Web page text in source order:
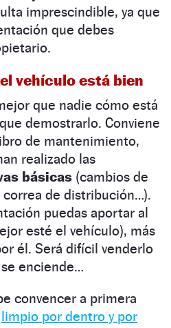
imprescindible, ya que
que debes
vehículo está bien
que nadie cómo está
demostrarlo. Conviene
de mantenimiento,
realizado las
básicas (cambios de
de distribución…).
puedas aportar al
esté el vehículo), más
él. Será difícil venderlo
enciende…
convencer a primera
limpio por dentro y por